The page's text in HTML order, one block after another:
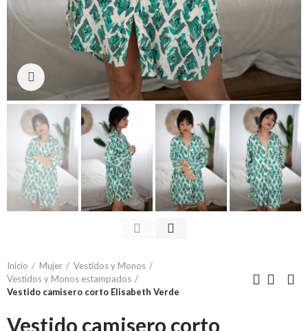
Inicio Mujer
Vestidos y Monos
Vestidos y Monos estampados
Vestido camisero corto Elisabeth Verde
Vestido camisero corto